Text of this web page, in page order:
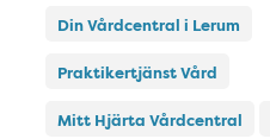
Din Vårdcentral i Lerum
Praktikertjänst Vård
Mitt Hjärta Vårdcentral